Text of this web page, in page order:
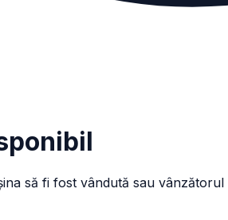
să fi fost vândută sau